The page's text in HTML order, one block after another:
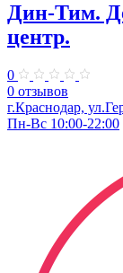
Дин-Тим.
центр.
0
0 отзывов
г.Краснодар,
Пн-Вс 10:00-22:00